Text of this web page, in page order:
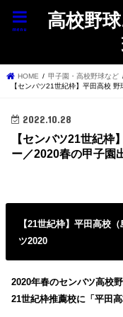
高校野
menu
HOME
甲子園・高校野球など
【センバツ21世紀枠】平田高校
2022.10.28
【センバツ21世紀枠
ー／2020春の甲子園
【21世紀枠】平田高校
ツ2020
2020年春のセンバツ高校
21世紀枠推薦校に「平田